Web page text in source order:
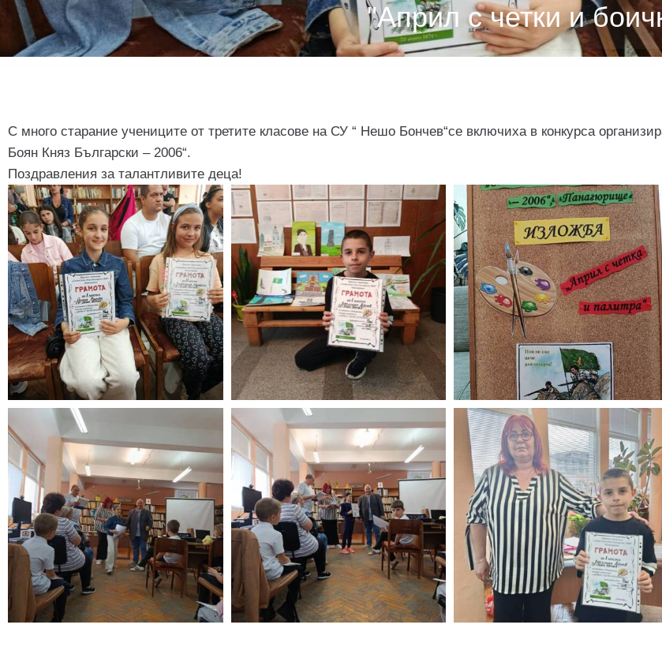
"Април с четки и
С много старание учениците от третите класове на СУ “ Нешо Бончев“се включиха в конкурса
Боян Княз Български – 2006“.
Поздравления за талантливите деца!